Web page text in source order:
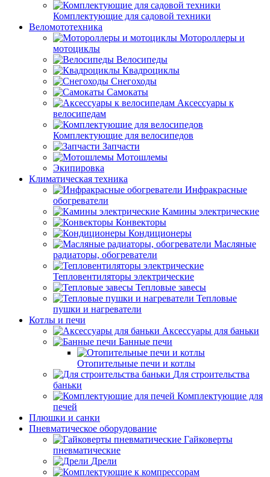
Комплектующие для садовой техники
Веломототехника
Мотороллеры и
мотоциклы
Велосипеды
Квадроциклы
Снегоходы
Самокаты
Аксессуары к
велосипедам
Комплектующие для велосипедов
Запчасти
Мотошлемы
Экипировка
Климатическая техника
Инфракрасные
обогреватели
Камины электрические
Конвекторы
Кондиционеры
Масляные
радиаторы, обогреватели
Тепловентиляторы электрические
Тепловые завесы
Тепловые
пушки и нагреватели
Котлы и печи
Аксессуары для баньки
Банные печи
Отопительные печи и котлы
Для строительства
баньки
Комплектующие для
печей
Плюшки и санки
Пневматическое оборудование
Гайковерты
пневматические
Дрели